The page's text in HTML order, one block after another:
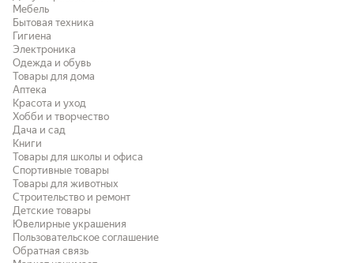
Мебель
Бытовая техника
Гигиена
Электроника
Одежда и обувь
Товары для дома
Аптека
Красота и уход
Хобби и творчество
Дача и сад
Книги
Товары для школы и офиса
Спортивные товары
Товары для животных
Строительство и ремонт
Детские товары
Ювелирные украшения
Пользовательское соглашение
Обратная связь